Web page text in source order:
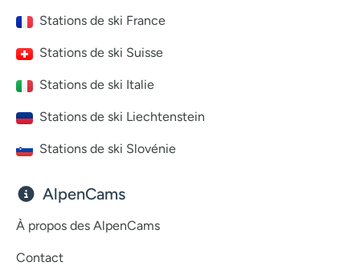
Stations de ski France
Stations de ski Suisse
Stations de ski Italie
Stations de ski Liechtenstein
Stations de ski Slovénie
AlpenCams
À propos des AlpenCams
Contact